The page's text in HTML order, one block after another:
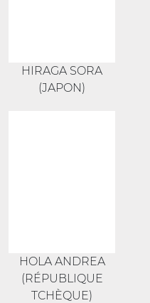
HIRAGA SORA
(JAPON)
HOLA ANDREA
(RÉPUBLIQUE
TCHÈQUE)